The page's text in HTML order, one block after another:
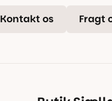
Kontakt os Fragt